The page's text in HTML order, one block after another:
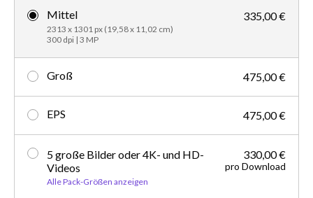
Mittel
2313 x 1301 px (19,58 x 11,02 cm)
300 dpi | 3 MP
335,00 €
Groß 475,00 €
EPS 475,00 €
5 große Bilder oder 4K- und HD-
Videos
Alle Pack-Größen anzeigen
330,00 €
pro Download